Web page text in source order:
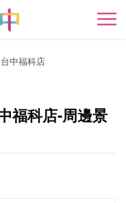
開
中福科店
福科店-周邊景